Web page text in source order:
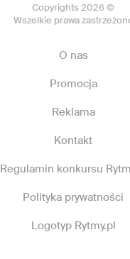
Copyrights 2026 ©
Wszelkie prawa
O nas
Promocja
Reklama
Kontakt
Regulamin konkursu
Polityka prywatności
Logotyp Rytmy.pl